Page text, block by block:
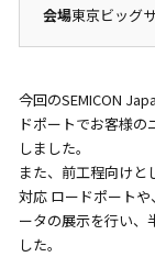
会場東京ビッグ
今回のSEMICON
ドポートでお客様
しました。
また、前工程向けと
対応 ロードポート
ータの展示を行い、
した。